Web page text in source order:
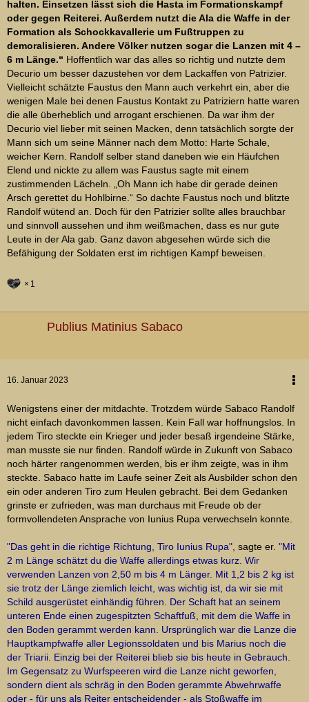
halten. Einsetzen lässt sich die Hasta im Formationskampf
oder gegen Reiterei. Außerdem nutzt die Ala die Waffe in der
Formation als Schockkavallerie um Fußtruppen zu
demoralisieren. Andere Völker nutzen sogar die Lanzen mit 4 –
6 m Länge.“ Hoffentlich war das alles so richtig und nutzte dem
Decurio um besser dazustehen vor dem Lackaffen von Patrizier.
Vielleicht schätzte Faustus den Mann auch verkehrt ein, aber die
wenigen Male bei denen Faustus Kontakt zu Patriziern hatte waren
die alle überheblich und arrogant erschienen. Da war ihm der
Decurio viel lieber mit seinen Macken, denn tatsächlich sorgte der
Mann sich um seine Männer nach dem Motto: Harte Schale,
weicher Kern. Randolf selber stand daneben wie ein Häufchen
Elend und nickte zu allem was Faustus sagte mit einem
zustimmenden Lächeln. „Oh Mann ich habe dir gerade deinen
Arsch gerettet du Hohlbirne.“ So dachte Faustus noch und blitzte
Randolf wütend an. Doch für den Patrizier sollte alles brauchbar
und sinnvoll aussehen und ihm weißmachen, dass es nur gute
Leute in der Ala gab. Ganz davon abgesehen würde sich die
Befähigung der Soldaten erst im richtigen Kampf beweisen.
1
Publius Matinius Sabaco
16. Januar 2023
Wenigstens einer der mitdachte. Trotzdem würde Sabaco Randolf
nicht einfach davonkommen lassen. Kein Fall war hoffnungslos. In
jedem Tiro steckte ein Krieger und jeder besaß irgendeine Stärke,
man musste sie nur finden. Randolf würde in Zukunft von Sabaco
noch härter rangenommen werden, bis er ihm zeigte, was in ihm
steckte. Sabaco hatte im Laufe seiner Zeit als Ausbilder schon den
ein oder anderen Tiro zum Heulen gebracht. Bei dem Gedanken
grinste er zufrieden, was man durchaus mit Freude ob der
formvollendeten Ansprache von Iunius Rupa verwechseln konnte.
"Das geht in die richtige Richtung, Tiro Iunius Rupa" , sagte er. "Mit
2 m Länge schätzt du die Waffe allerdings etwas kurz. Wir
verwenden Lanzen von 2,50 m bis 4 m Länger. Mit 1,2 bis 2 kg ist
sie trotz der Länge ziemlich leicht, was wichtig ist, da wir sie mit
Schild ausgerüstet einhändig führen. Der Schaft hat an seinem
unteren Ende einen zugespitzten Schaftfuß, mit dem die Waffe in
den Boden gerammt werden kann. Ursprünglich war die Lanze die
Hauptkampfwaffe aller Legionssoldaten und bis Marius noch die
der Triarii. Einzig bei der Reiterei blieb sie bis heute in Gebrauch.
Im Gegensatz zu Wurfspeeren wird die Lanze nicht geworfen,
sondern dient als schräg in den Boden gerammte Abwehrwaffe
oder - für uns als Reiter entscheidender - als Stoßwaffe im